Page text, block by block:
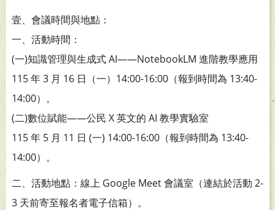
壹、會議時間與地點：
一、活動時間：
(一)知識管理與生成式 AI——NotebookLM 進階教學應用
115 年 3 月 16 日（一）14:00-16:00（報到時間為 13:40-
14:00）。
(二)數位賦能——公民 X 英文的 AI 教學實驗室
115 年 5 月 11 日 (一) 14:00-16:00（報到時間為 13:40-
14:00）。
二、活動地點：線上 Google Meet 會議室（連結於活動 2-
3 天前寄至報名者電子信箱）。